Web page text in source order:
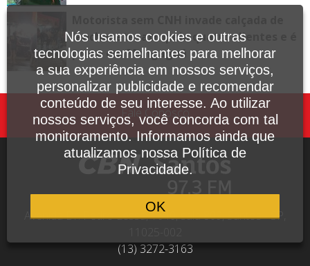
lanchonete, atropela quatro clientes e é
preso em Mongaguá
Fale Conosco
Avenida Dr. Pedro Lessa, 1640, sala 809, Santos - SP,
(13) 3272-3163
Nós usamos cookies e outras
tecnologias semelhantes para melhorar
a sua experiência em nossos serviços,
personalizar publicidade e recomendar
conteúdo de seu interesse. Ao utilizar
nossos serviços, você concorda com tal
monitoramento. Informamos ainda que
atualizamos nossa Política de
Privacidade.
OK